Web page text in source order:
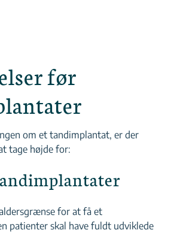
før
om et tandimplantat, er der
tage højde for:
for at få et
patienter skal have fuldt udviklede